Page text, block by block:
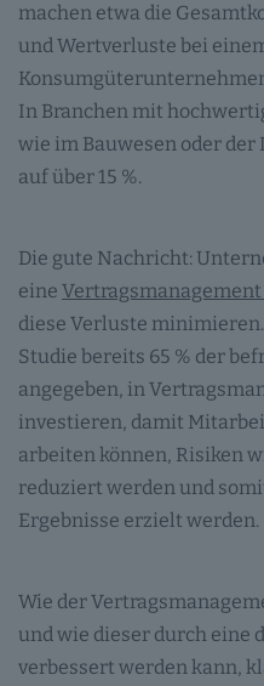
machen etwa die
und Wertverluste bei
In Branchen mit
wie im Bauwesen oder
auf über 15 %.
Die gute Nachricht:
eine
diese Verluste
Studie bereits 65 % der
angegeben, in
investieren, damit
arbeiten können, Risiken
reduziert werden und
Ergebnisse erzielt werden.
Wie der
und wie dieser durch eine
verbessert werden kann,